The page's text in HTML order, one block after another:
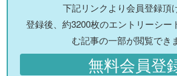
下記リンクより会員登録頂
登録後、約3200枚のエントリーシー
む記事の一部が閲覧でき
無料会員登